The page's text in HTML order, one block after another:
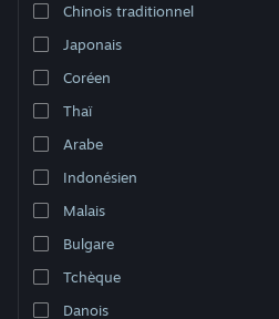
Changer la langue
Télécharger l'application mobile
Voir version ordi. du site
Chinois traditionnel
Japonais
Coréen
Thaï
Arabe
Indonésien
Malais
Bulgare
Tchèque
Danois
1 résultat correspond à votre recherche. 3
selon vos préférences.